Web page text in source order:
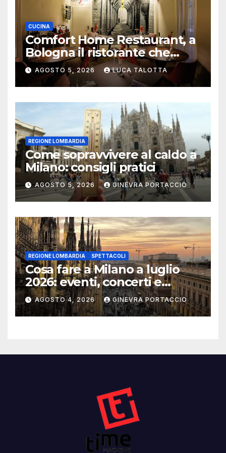
CUCINA
Comfort Home Restaurant, a
Bologna il ristorante che
trasforma l’ospitalità in
un’esperienza di casa
AGOSTO 5, 2026 LUCA TALOTTA
REGIONE LOMBARDIA
Come sopravvivere al caldo a
Milano: consigli pratici
AGOSTO 5, 2026 GINEVRA PORTACCIO
REGIONE LOMBARDIA SPETTACOLI
Cosa fare a Milano a luglio
2026: eventi, concerti e
mostre
AGOSTO 4, 2026 GINEVRA PORTACCIO